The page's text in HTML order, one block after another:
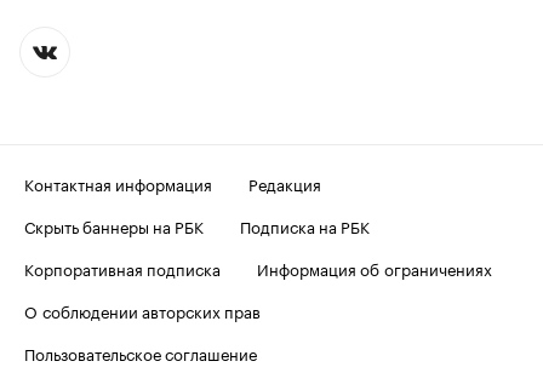
Контактная информация
Редакция
Скрыть баннеры на РБК
Подписка на РБК
Корпоративная подписка
Информация об ограничениях
О соблюдении авторских прав
Пользовательское соглашение